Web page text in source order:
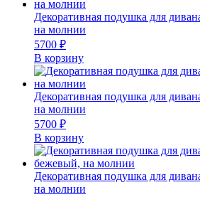
Декоративная подушка для
на молнии
5700 ₽
В корзину
Декоративная подушка для
на молнии
5700 ₽
В корзину
Декоративная подушка для
на молнии